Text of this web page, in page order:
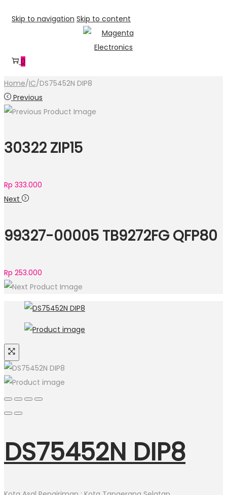
Skip to navigation Skip to content
0
Home/IC/DS75452N DIP8
Previous
30322 ZIP15
Rp 333.000
Next
99327-00005 TB9272FG QFP80
Rp 253.000
DS75452N DIP8